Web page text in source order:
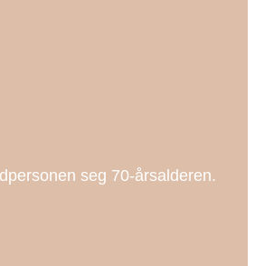
seg 70-årsalderen.